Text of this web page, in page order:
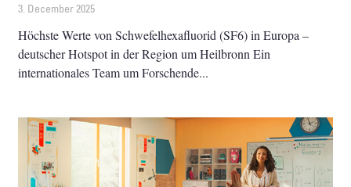
3. December 2025
Höchste Werte von Schwefelhexafluorid (SF6) in Europa –
deutscher Hotspot in der Region um Heilbronn Ein
internationales Team um Forschende